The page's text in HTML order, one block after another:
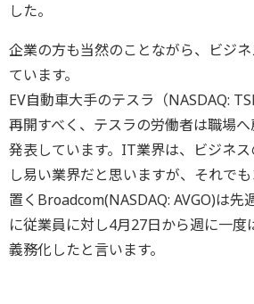
した。
企業の方も当然のことながら、ビジ
ています。
EV自動車大手のテスラ（NASDAQ:
再開すべく、テスラの労働者は職場
発表しています。IT業界は、ビジネ
し易い業界だと思いますが、それで
置くBroadcom(NASDAQ: AVGO)は先
に従業員に対し4月27日から週に一度
義務化したと言います。